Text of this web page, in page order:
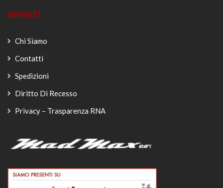
SERVIZI
Chi Siamo
Contatti
Spedizioni
Diritto Di Recesso
Privacy – Trasparenza RNA